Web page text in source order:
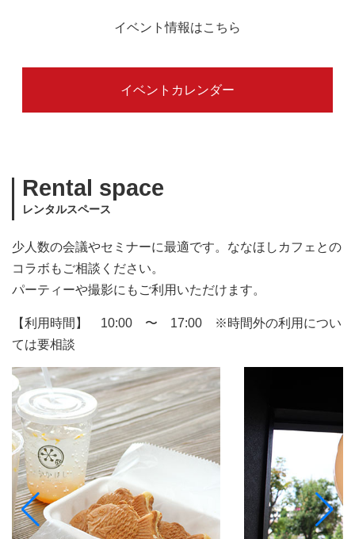
イベント情報はこちら
イベントカレンダー
Rental space
レンタルスペース
少人数の会議やセミナーに最適です。ななほしカフェとの
コラボもご相談ください。
パーティーや撮影にもご利用いただけます。
【利用時間】 10:00 〜 17:00 ※時間外の利用につい
ては要相談